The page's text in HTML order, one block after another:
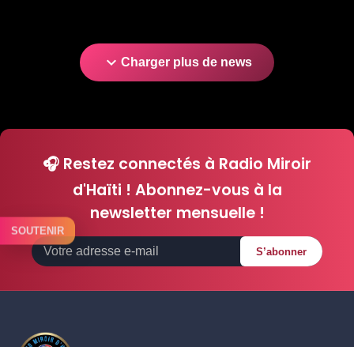
expand_more Charger plus de news
🎧 Restez connectés à Radio Miroir
d'Haïti ! Abonnez-vous à la
newsletter mensuelle !
S’abonner
SOUTENIR